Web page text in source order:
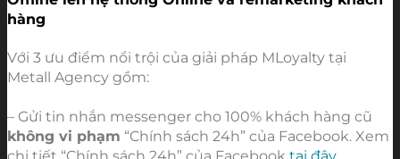
hàng
Với 3 ưu điểm nổi trội của giải pháp MLoyalty tại
Metall Agency gồm:
không vi phạm “Chính sách 24h” của Facebook. Xem
chi tiết “Chính sách 24h” của Facebook tại đây.